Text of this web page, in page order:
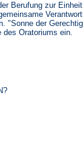
Berufung zur
"Sonne der
des Oratoriums ein.